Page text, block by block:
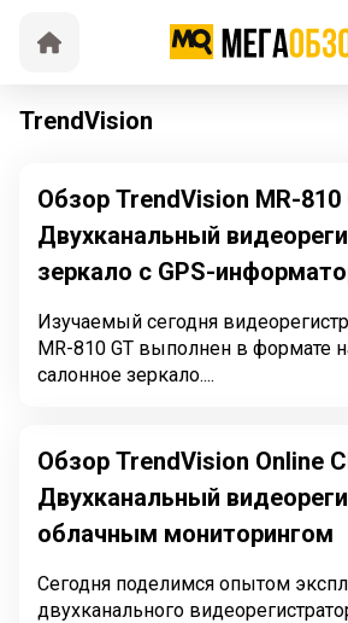
TrendVision
Обзор TrendVision MR-810
Двухканальный
зеркало с GPS-
Изучаемый сегодня
MR-810 GT выполнен в формате
салонное зеркало....
Обзор TrendVision Online
Двухканальный
облачным мониторингом
Сегодня поделимся опытом
двухканального